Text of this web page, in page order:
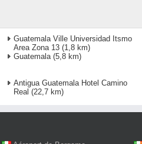
Guatemala Ville Universidad Itsmo
Area Zona 13 (1,8 km)
Guatemala(5,8 km)
Antigua Guatemala Hotel Camino
Real (22,7 km)